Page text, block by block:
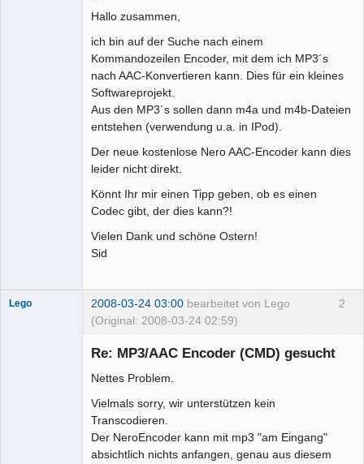
Hallo zusammen,
ich bin auf der Suche nach einem
Kommandozeilen Encoder, mit dem ich MP3´s
nach AAC-Konvertieren kann. Dies für ein kleines
Softwareprojekt.
Aus den MP3´s sollen dann m4a und m4b-Dateien
entstehen (verwendung u.a. in IPod).
Der neue kostenlose Nero AAC-Encoder kann dies
leider nicht direkt.
Könnt Ihr mir einen Tipp geben, ob es einen
Codec gibt, der dies kann?!
Vielen Dank und schöne Ostern!
Sid
2
Lego 2008-03-24 03:00 bearbeitet von Lego
(Original: 2008-03-24 02:59)
Re: MP3/AAC Encoder (CMD) gesucht
Nettes Problem.
Vielmals sorry, wir unterstützen kein
Transcodieren.
Der NeroEncoder kann mit mp3 "am Eingang"
absichtlich nichts anfangen, genau aus diesem